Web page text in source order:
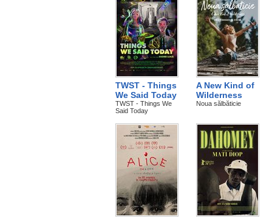
TWST - Things
We Said Today
TWST - Things We
Said Today
A New Kind of
Wilderness
Noua sălbăticie